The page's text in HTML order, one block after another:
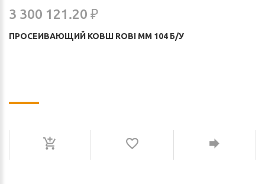
3 300 121.20 ₽
ПРОСЕИВАЮЩИЙ КОВШ ROBI MM 104 Б/У